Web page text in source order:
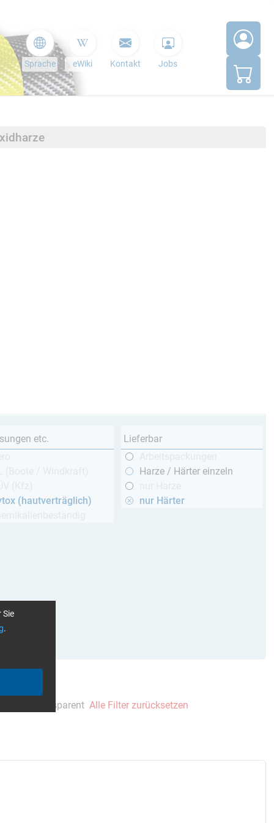
Sprache eWiki Kontakt Jobs
etc.
(hautverträglich)
Lieferbar
Harze / Härter einzeln
nur Härter
transparent Alle Filter zurücksetzen
Sie
.